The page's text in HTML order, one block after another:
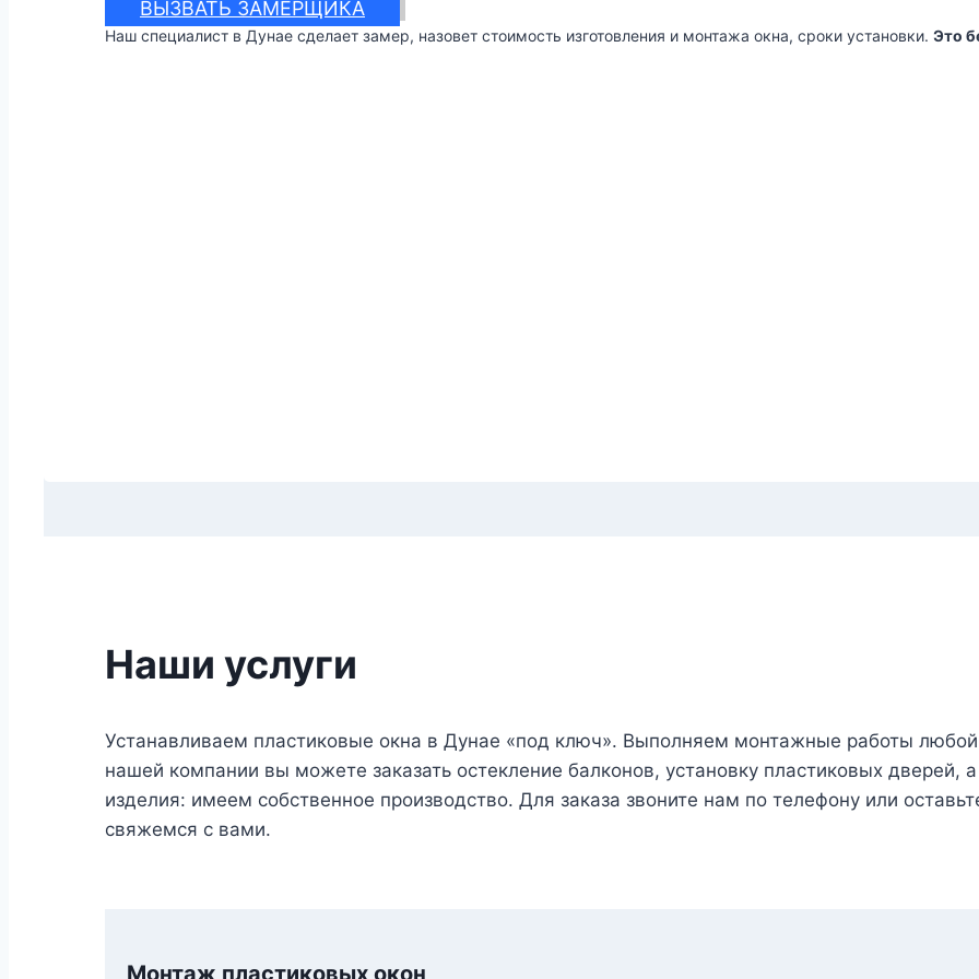
ВЫЗВАТЬ ЗАМЕРЩИКА
Наш специалист в Дунае сделает замер, назовет стоимость изготовления и монтажа окна, сроки установки. Это
Наши услуги
Устанавливаем пластиковые окна в Дунае «под ключ». Выполняем монтажные работы
нашей компании вы можете заказать остекление балконов, установку пластиковых дверей,
изделия: имеем собственное производство. Для заказа звоните нам по телефону или
свяжемся с вами.